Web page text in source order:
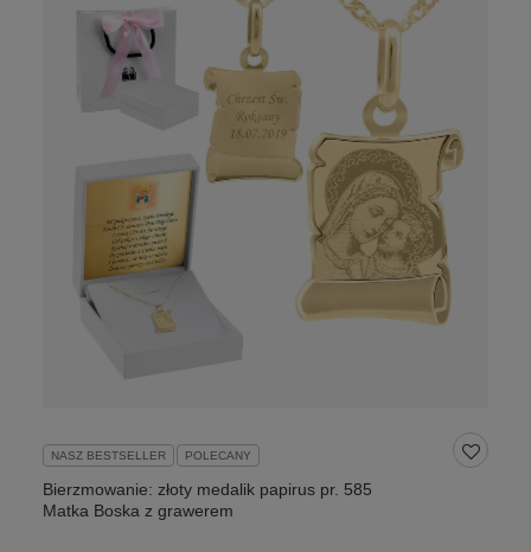
NASZ BESTSELLER POLECANY
Bierzmowanie: złoty medalik papirus pr. 585
Matka Boska z grawerem